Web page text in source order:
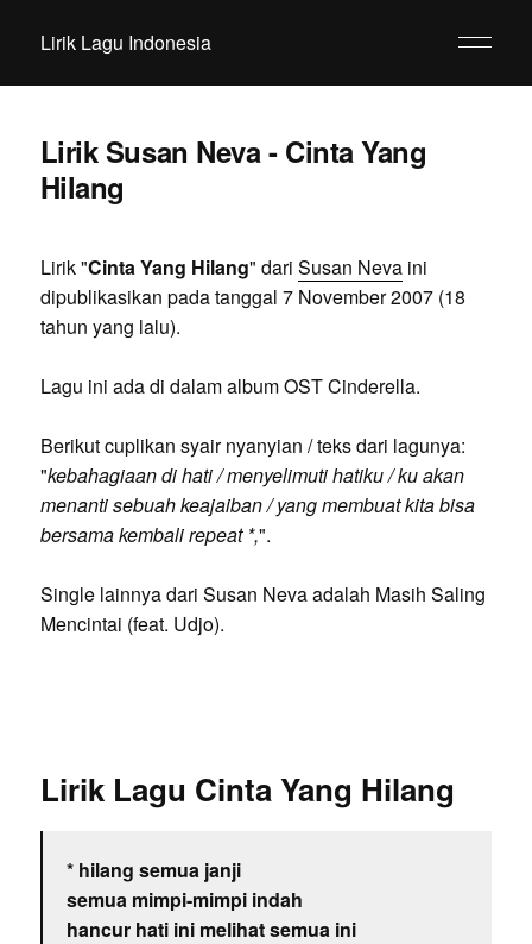
Lirik Lagu Indonesia
Lirik Susan Neva - Cinta Yang
Hilang
Lirik "Cinta Yang Hilang" dari Susan Nevaini
dipublikasikan pada tanggal 7 November 2007 (18
tahun yang lalu).
Lagu ini ada di dalam album OST Cinderella.
Berikut cuplikan syair nyanyian / teks dari lagunya:
"kebahagiaan di hati / menyelimuti hatiku / ku akan
menanti sebuah keajaiban / yang membuat kita bisa
bersama kembali repeat *,".
Single lainnya dari Susan Neva adalah Masih Saling
Mencintai (feat. Udjo).
Lirik Lagu Cinta Yang Hilang
* hilang semua janji
semua mimpi-mimpi indah
hancur hati ini melihat semua ini